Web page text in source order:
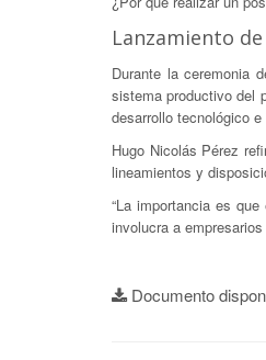
Lanzamiento
Durante la ceremonia
sistema productivo del
desarrollo tecnológico
Hugo Nicolás Pérez
lineamientos y
“La importancia es
involucra a
Documento